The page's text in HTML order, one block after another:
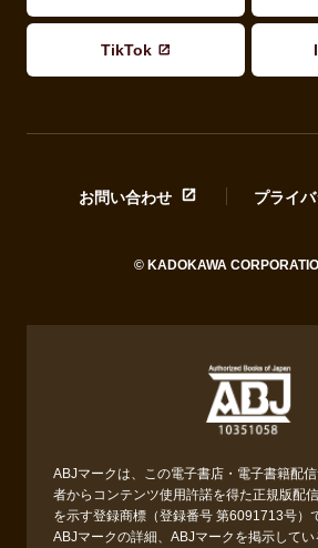
TikTok
お問い合わせ プライ
© KADOKAWA
ABJマークは、この電子書店・電子書籍配
者からコンテンツ使用許諾を得た正規版配
を示す登録商標（登録番号 第6091713号）
ABJマークの詳細、ABJマークを掲示して